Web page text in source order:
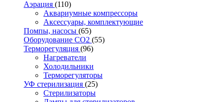
Аэрация (110)
Аквариумные компрессоры
Аксессуары, комплектующие
Помпы, насосы (65)
Оборудование CO2 (55)
Терморегуляция (96)
Нагреватели
Холодильники
Терморегуляторы
УФ стерилизация (25)
Стерилизаторы